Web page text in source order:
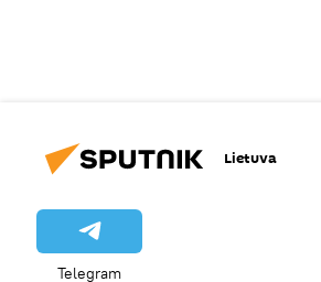
Lietuva
Telegram